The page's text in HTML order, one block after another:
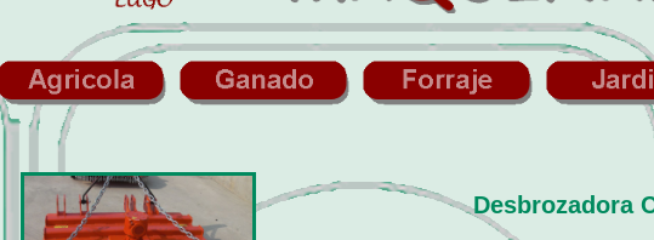
Desbrozadora